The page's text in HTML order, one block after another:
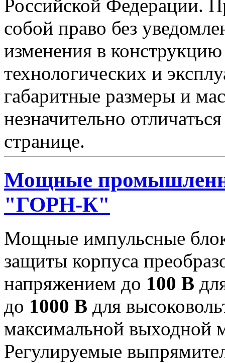
Российской Федерации.
собой право без
изменения в
технологических и
габаритные размеры и
незначительно
странице.
Мощные
"ГОРН-К"
Мощные импульсные
защиты корпуса
напряжением до 100 В
до 1000 В для
максимальной
Регулируемые